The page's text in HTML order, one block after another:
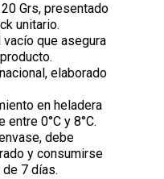
Grs, presentado
unitario.
que asegura
elaborado
en heladera
entre 0°C y 8°C.
debe
y consumirse
7 días.